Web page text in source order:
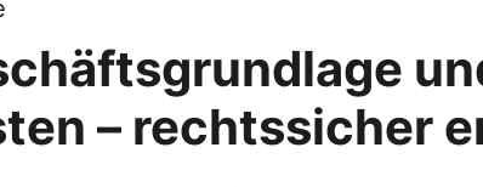
– rechtssicher